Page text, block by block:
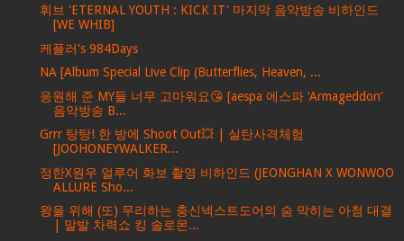
휘브 'ETERNAL YOUTH : KICK IT' 마지막 음악방송 비하인드
[WE WHIB]
케플러's 984Days
NA [Album Special Live Clip (Butterflies, Heaven, ...
응원해 준 MY들 너무 고마워요😘 [aespa 에스파 ‘Armageddon’
음악방송 B...
Grrr 탕탕! 한 방에 Shoot Out💥 | 실탄사격체험
[JOOHONEYWALKER...
정한X원우 얼루어 화보 촬영 비하인드 (JEONGHAN X WONWOO
ALLURE Sho...
왕을 위해 (또) 무리하는 충신넥스트도어의 숨 막히는 아첨 대결
| 말발 차력쇼 킹 솔로몬...